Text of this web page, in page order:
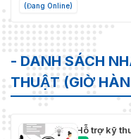
(Đang Online)
- DANH SÁCH
THUẬT (GIỜ
Hỗ trợ kỹ